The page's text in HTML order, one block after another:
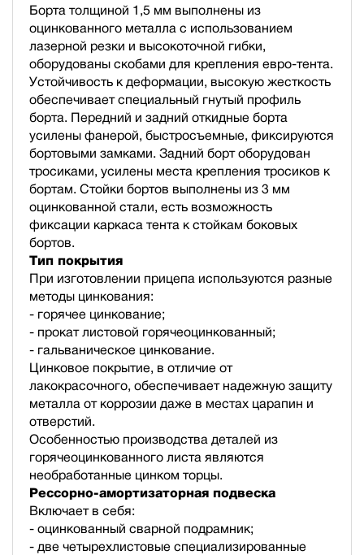
Борта толщиной 1,5 мм выполнены из
оцинкованного металла с использованием
лазерной резки и высокоточной гибки,
оборудованы скобами для крепления евро-тента.
Устойчивость к деформации, высокую жесткость
обеспечивает специальный гнутый профиль
борта. Передний и задний откидные борта
усилены фанерой, быстросъемные, фиксируются
бортовыми замками. Задний борт оборудован
тросиками, усилены места крепления тросиков к
бортам. Стойки бортов выполнены из 3 мм
оцинкованной стали, есть возможность
фиксации каркаса тента к стойкам боковых
бортов.
Тип покрытия
При изготовлении прицепа используются разные
методы цинкования:
- горячее цинкование;
- прокат листовой горячеоцинкованный;
- гальваническое цинкование.
Цинковое покрытие, в отличие от
лакокрасочного, обеспечивает надежную защиту
металла от коррозии даже в местах царапин и
отверстий.
Особенностью производства деталей из
горячеоцинкованного листа являются
необработанные цинком торцы.
Рессорно-амортизаторная подвеска
Включает в себя:
- оцинкованный сварной подрамник;
- две четырехлистовые специализированные